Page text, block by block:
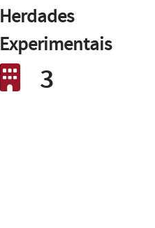
Herdades
Experimentais
3